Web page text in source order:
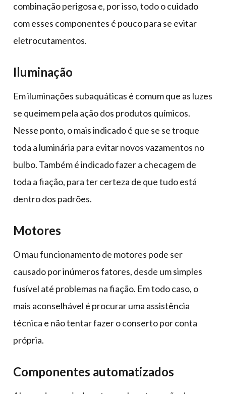
combinação perigosa e, por isso, todo o cuidado
com esses componentes é pouco para se evitar
eletrocutamentos.
Iluminação
Em iluminações subaquáticas é comum que as luzes
se queimem pela ação dos produtos químicos.
Nesse ponto, o mais indicado é que se se troque
toda a luminária para evitar novos vazamentos no
bulbo. Também é indicado fazer a checagem de
toda a fiação, para ter certeza de que tudo está
dentro dos padrões.
Motores
O mau funcionamento de motores pode ser
causado por inúmeros fatores, desde um simples
fusível até problemas na fiação. Em todo caso, o
mais aconselhável é procurar uma assistência
técnica e não tentar fazer o conserto por conta
própria.
Componentes automatizados